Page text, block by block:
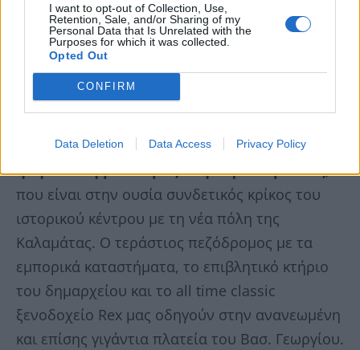
I want to opt-out of Collection, Use,
Retention, Sale, and/or Sharing of my
Personal Data that Is Unrelated with the
Purposes for which it was collected.
Opted Out
CONFIRM
Data Deletion Data Access Privacy Policy
Σε ρυθμούς σύγχρονης πόλης μπαίνουμε
ήδη από τη βόλτα μας στην Αριστομένους,
που είναι στην ουσία συνδετικός κρίκος του
ιστορικού κέντρου με τη νέα πόλη της
Καλαμάτας. Ο τεράστιος πεζόδρομος με τα
εμπορικά καταστήματα, το επιβλητικό κτήριο
του δημαρχείου και το all time classic
ξενοδοχείο Rex μας οδηγούν στην ανανεωμένη
και επίσης γιγάντια πλατεία του Βασ. Γεωργίου.